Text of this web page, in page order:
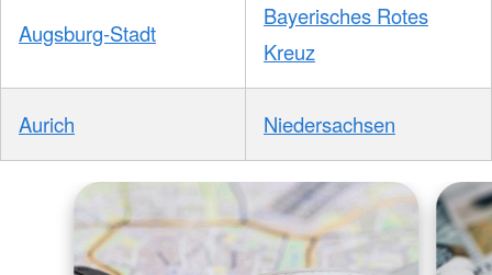
Augsburg-Stadt
Bayerisches Rotes
Kreuz
Aurich Niedersachsen